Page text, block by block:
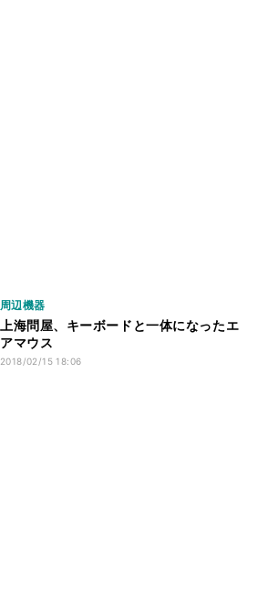
周辺機器
上海問屋、キーボードと一体になったエ
アマウス
2018/02/15 18:06